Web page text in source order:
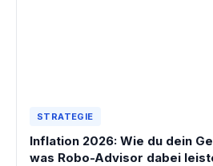
STRATEGIE
Inflation 2026: Wie du dein
was Robo-Advisor dabei